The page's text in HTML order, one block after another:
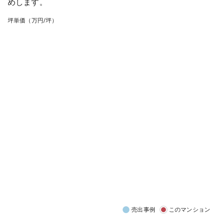
めします。
坪単価（万円/坪）
売出事例 このマンション